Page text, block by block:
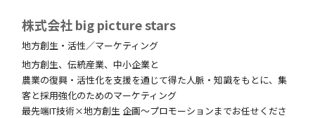
株式会社 big picture stars
地方創生・活性／マーケティング
地方創生、伝統産業、中小企業と
農業の復興・活性化を支援を通じて得た人脈・知識をもとに、集
客と採用強化のためのマーケティング
最先端IT技術×地方創生 企画～プロモーションまでお任せくださ